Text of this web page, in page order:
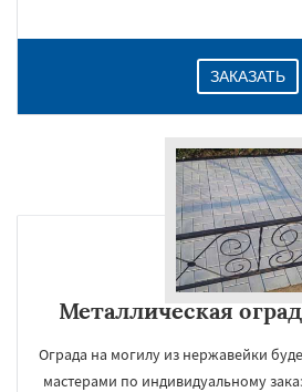
ЗАКАЗАТЬ
Металлическая
Ограда на могилу из нержавейки
мастерами по индивидуальному